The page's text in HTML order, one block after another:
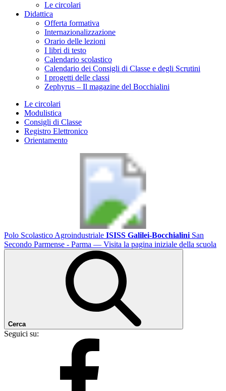
Le circolari
Didattica
Offerta formativa
Internazionalizzazione
Orario delle lezioni
I libri di testo
Calendario scolastico
Calendario dei Consigli di Classe e degli Scrutini
I progetti delle classi
Zephyrus – Il magazine del Bocchialini
Le circolari
Modulistica
Consigli di Classe
Registro Elettronico
Orientamento
Polo Scolastico Agroindustriale ISISS Galilei-Bocchialini San
Secondo Parmense - Parma — Visita la pagina iniziale della scuola
Cerca
Seguici su: